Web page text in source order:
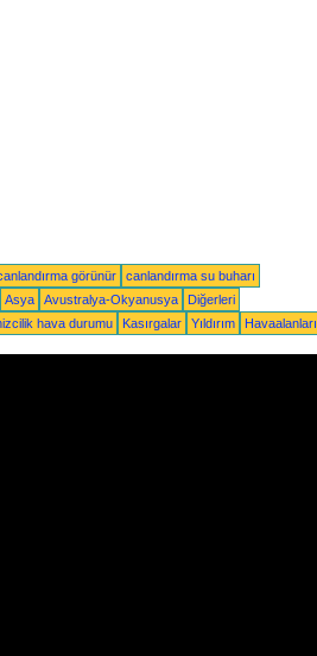
görünür
canlandırma su buharı
Asya Avustralya-Okyanusya
Diğerleri
hava durumu Kasırgalar Yıldırım Havaalanları